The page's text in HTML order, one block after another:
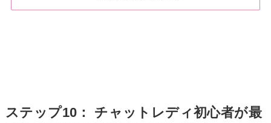
ステップ10： チャットレディ初心者が最